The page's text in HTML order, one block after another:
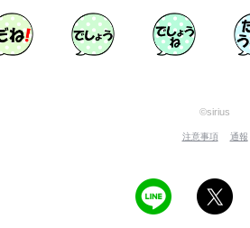
©sirius
注意事項 通報